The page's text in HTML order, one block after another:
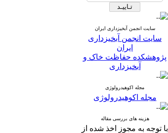
سایت انجمن آبخیزداری ایران
سایت انجمن آبخیزداری
ایران
پژوهشکده حفاظت خاک و
آبخیزداری
مجله اکوهیدرولوژی
مجله اکوهیدرولوژی
هزینه های بررسی مقاله
با توجه به مجوز اخذ شده از